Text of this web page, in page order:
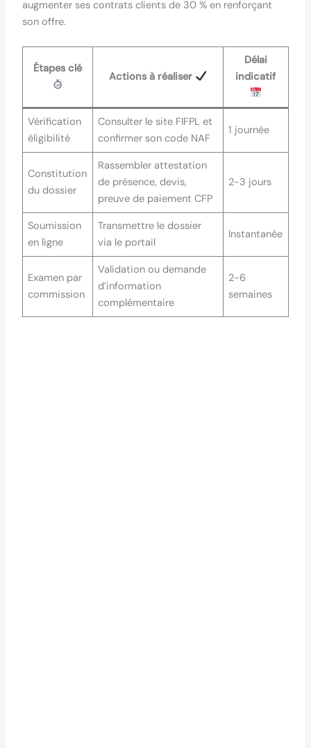
augmenter ses contrats clients de 30 % en renforçant
son offre.
Étapes clé
Actions à réaliser
Délai
indicatif
Vérification
éligibilité
Consulter le site FIFPL et
confirmer son code NAF
1 journée
Constitution
du dossier
Rassembler attestation
de présence, devis,
preuve de paiement CFP
2-3 jours
Soumission
en ligne
Transmettre le dossier
via le portail
Instantanée
Examen par
commission
Validation ou demande
d’information
complémentaire
2-6
semaines